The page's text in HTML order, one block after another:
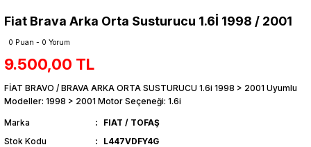
Fiat Brava Arka Orta Susturucu 1.6İ 1998 / 2001
0 Puan - 0 Yorum
9.500,00 TL
FİAT BRAVO / BRAVA ARKA ORTA SUSTURUCU 1.6i 1998 > 2001 Uyumlu
Modeller: 1998 > 2001 Motor Seçeneği: 1.6i
Marka
FIAT / TOFAŞ
Stok Kodu
L447VDFY4G